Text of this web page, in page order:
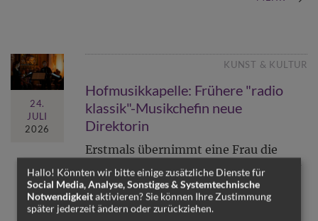
24.
JULI
2026
KUNST & KULTUR
Hofmusikkapelle: Frühere "radio
klassik"-Musikchefin neue
Direktorin
Erstmals übernimmt eine Frau die
Leitung der Wiener Hofmusikkapelle -
Kunst- und Kulturminister Andreas
Babler bestellt Ursula Magnes ab 1.
September zur Direktorin
Hallo! Könnten wir bitte einige zusätzliche Dienste für
Social Media, Analyse, Sonstiges & Systemtechnische
Notwendigkeitaktivieren? Sie können Ihre Zustimmung
später jederzeit ändern oder zurückziehen.